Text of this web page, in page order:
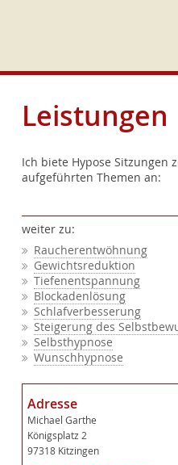
Leistungen
Ich biete Hypose Sitzungen
aufgeführten Themen an:
weiter zu:
Raucherentwöhnung
Gewichtsreduktion
Tiefenentspannung
Blockadenlösung
Schlafverbesserung
Steigerung des
Selbsthypnose
Wunschhypnose
Adresse
Michael Garthe
Königsplatz 2
97318 Kitzingen